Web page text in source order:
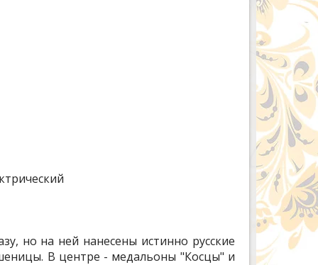
но на ней нанесены истинно русские
В центре - медальоны "Косцы" и